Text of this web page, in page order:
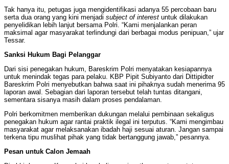
Tak hanya itu, petugas juga mengidentifikasi adanya 55 percobaan baru
serta dua orang yang kini menjadi subject of interest untuk dilakukan
penyelidikan lebih lanjut bersama Polri. “Kami menjalankan peran
maksimal agar masyarakat terlindungi dari berbagai modus penipuan,” ujar
Tessar.
Sanksi Hukum Bagi Pelanggar
Dari sisi penegakan hukum, Bareskrim Polri menyatakan kesiapannya
untuk menindak tegas para pelaku. KBP Pipit Subiyanto dari Dittipidter
Bareskrim Polri menyebutkan bahwa saat ini pihaknya sudah menerima 95
laporan awal. Sebagian dari laporan tersebut telah tuntas ditangani,
sementara sisanya masih dalam proses pendalaman.
Polri berkomitmen memberikan dukungan melalui pembinaan sekaligus
penegakan hukum agar rantai praktik ilegal ini terputus. “Kami mengimbau
masyarakat agar melaksanakan ibadah haji sesuai aturan. Jangan sampai
terkena tipu muslihat pihak yang tidak bertanggung jawab,” pesannya.
Pesan untuk Calon Jemaah